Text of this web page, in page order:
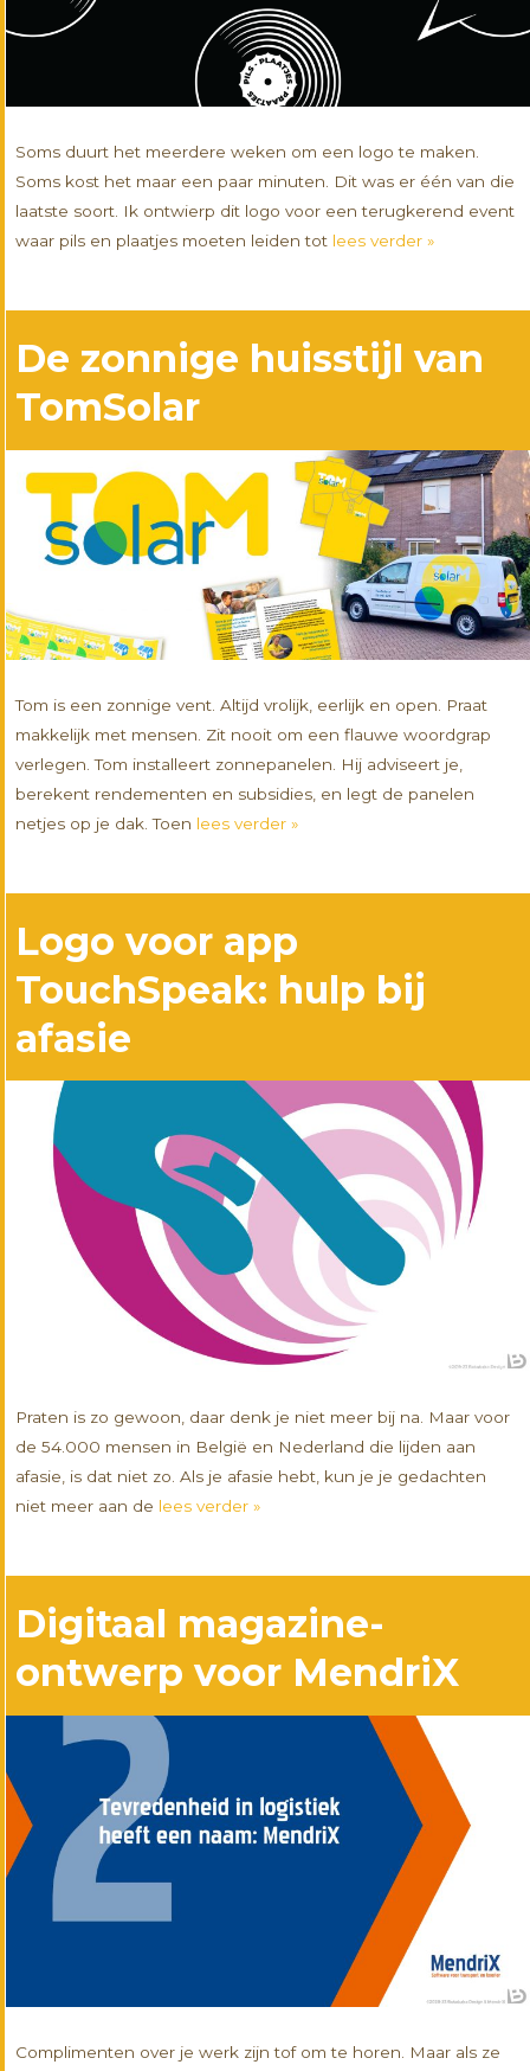
Soms duurt het meerdere weken om een logo te maken.
Soms kost het maar een paar minuten. Dit was er één van die
laatste soort. Ik ontwierp dit logo voor een terugkerend event
waar pils en plaatjes moeten leiden tot lees verder »
De zonnige huisstijl van
TomSolar
Tom is een zonnige vent. Altijd vrolijk, eerlijk en open. Praat
makkelijk met mensen. Zit nooit om een flauwe woordgrap
verlegen. Tom installeert zonnepanelen. Hij adviseert je,
berekent rendementen en subsidies, en legt de panelen
netjes op je dak. Toen lees verder »
Logo voor app
TouchSpeak: hulp bij
afasie
Praten is zo gewoon, daar denk je niet meer bij na. Maar voor
de 54.000 mensen in België en Nederland die lijden aan
afasie, is dat niet zo. Als je afasie hebt, kun je je gedachten
niet meer aan de lees verder »
Digitaal magazine-
ontwerp voor MendriX
Complimenten over je werk zijn tof om te horen. Maar als ze